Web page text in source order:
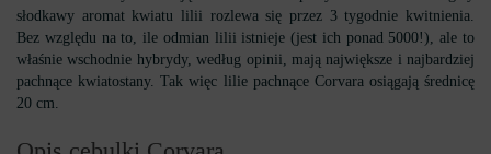
słodkawy aromat kwiatu lilii rozlewa się przez 3 tygodnie kwitnienia.
Bez względu na to, ile odmian lilii istnieje (jest ich ponad 5000!), ale to
właśnie wschodnie hybrydy, według opinii, mają największe i najbardziej
pachnące kwiatostany. Tak więc lilie pachnące Corvara osiągają średnicę
20 cm.